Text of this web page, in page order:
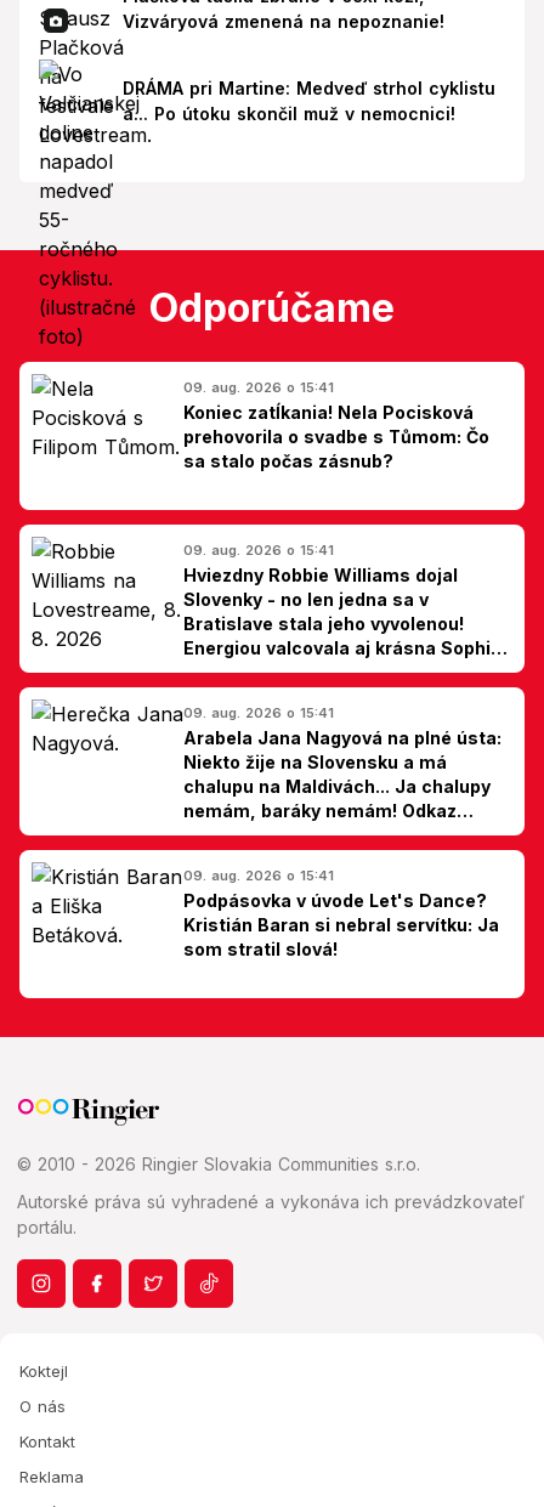
Vizváryová zmenená na nepoznanie!
DRÁMA pri Martine: Medveď strhol cyklistu
a... Po útoku skončil muž v nemocnici!
Odporúčame
09. aug. 2026 o 15:41
Koniec zatĺkania! Nela Pocisková
prehovorila o svadbe s Tůmom: Čo
sa stalo počas zásnub?
09. aug. 2026 o 15:41
Hviezdny Robbie Williams dojal
Slovenky - no len jedna sa v
Bratislave stala jeho vyvolenou!
Energiou valcovala aj krásna Sophie
Ellis-Bextor (foto)
09. aug. 2026 o 15:41
Arabela Jana Nagyová na plné ústa:
Niekto žije na Slovensku a má
chalupu na Maldivách... Ja chalupy
nemám, baráky nemám! Odkaz
Slovákom
09. aug. 2026 o 15:41
Podpásovka v úvode Let's Dance?
Kristián Baran si nebral servítku: Ja
som stratil slová!
© 2010 - 2026 Ringier Slovakia Communities s.r.o.
Autorské práva sú vyhradené a vykonáva ich prevádzkovateľ
portálu.
Koktejl
O nás
Kontakt
Reklama